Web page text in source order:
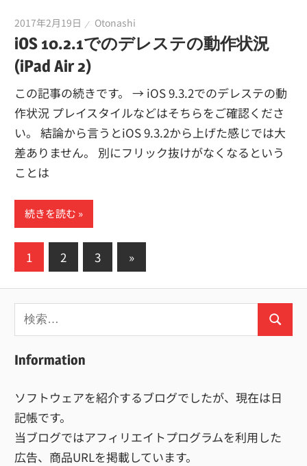
2017年2月19日 Otonashi
iOS 10.2.1でのデレステの動作状況
(iPad Air 2)
この記事の続きです。 → iOS 9.3.2でのデレステの動
作状況 プレイスタイルなどはそちらをご確認くださ
い。 結論から言うとiOS 9.3.2から上げた感じでは大
差ありません。 別にフリック抜けがなくなるという
ことは
続きを読む
投
稿
の
ペ
ー
ジ
送
り
1 2 3
次
の
»
検
索:
検
Information
ソフトウェアを紹介するブログでしたが、現在は日
記帳です。
当ブログではアフィリエイトプログラムを利用した
広告、商品URLを掲載しています。